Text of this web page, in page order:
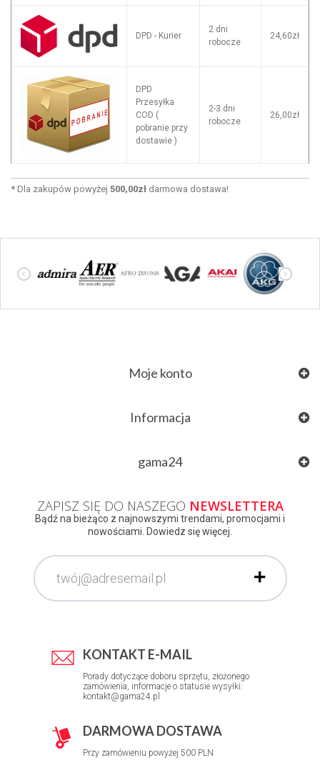
DPD - Kurier
2 dni
robocze
24,60zł
DPD
Przesyłka
COD (
pobranie przy
dostawie )
2-3 dni
robocze
26,00zł
* Dla zakupów powyżej 500,00zł darmowa dostawa!
Moje konto
Informacja
gama24
ZAPISZ SIĘ DO NASZEGO NEWSLETTERA
Bądź na bieżąco z najnowszymi trendami, promocjami i
nowościami. Dowiedz się więcej.
KONTAKT E-MAIL
Porady dotyczące doboru sprzętu, złożonego
zamówienia, informacje o statusie wysyłki:
kontakt@gama24.pl
DARMOWA DOSTAWA
Przy zamówieniu powyżej 500 PLN